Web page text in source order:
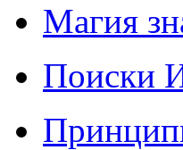
Магия
Поиски